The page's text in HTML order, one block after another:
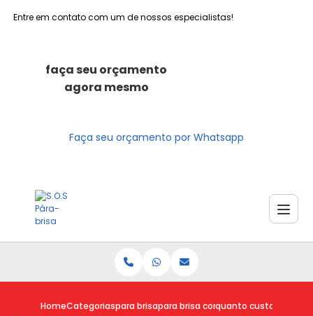
Entre em contato com um de nossos especialistas!
faça seu orçamento
agora mesmo
Faça seu orçamento por Whatsapp
HomeCategoriaspara brisapara brisa com trincaquanto custa para